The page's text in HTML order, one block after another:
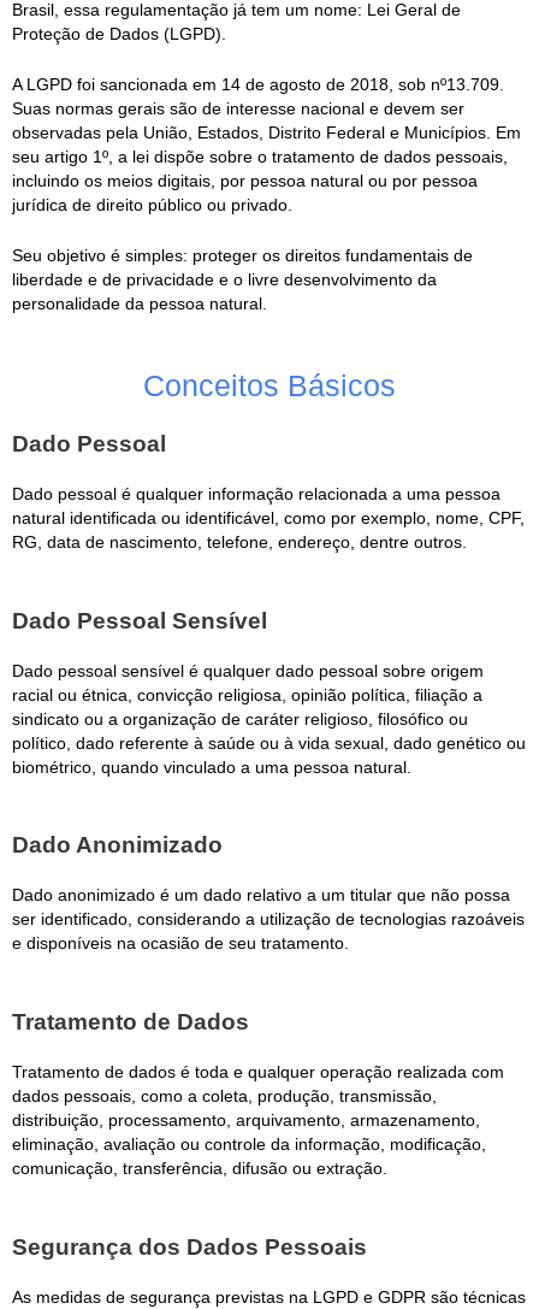
Brasil, essa regulamentação já tem um nome: Lei Geral de
Proteção de Dados (LGPD).
A LGPD foi sancionada em 14 de agosto de 2018, sob nº13.709.
Suas normas gerais são de interesse nacional e devem ser
observadas pela União, Estados, Distrito Federal e Municípios. Em
seu artigo 1º, a lei dispõe sobre o tratamento de dados pessoais,
incluindo os meios digitais, por pessoa natural ou por pessoa
jurídica de direito público ou privado.
Seu objetivo é simples: proteger os direitos fundamentais de
liberdade e de privacidade e o livre desenvolvimento da
personalidade da pessoa natural.
Conceitos Básicos
Dado Pessoal
Dado pessoal é qualquer informação relacionada a uma pessoa
natural identificada ou identificável, como por exemplo, nome, CPF,
RG, data de nascimento, telefone, endereço, dentre outros.
Dado Pessoal Sensível
Dado pessoal sensível é qualquer dado pessoal sobre origem
racial ou étnica, convicção religiosa, opinião política, filiação a
sindicato ou a organização de caráter religioso, filosófico ou
político, dado referente à saúde ou à vida sexual, dado genético ou
biométrico, quando vinculado a uma pessoa natural.
Dado Anonimizado
Dado anonimizado é um dado relativo a um titular que não possa
ser identificado, considerando a utilização de tecnologias razoáveis
e disponíveis na ocasião de seu tratamento.
Tratamento de Dados
Tratamento de dados é toda e qualquer operação realizada com
dados pessoais, como a coleta, produção, transmissão,
distribuição, processamento, arquivamento, armazenamento,
eliminação, avaliação ou controle da informação, modificação,
comunicação, transferência, difusão ou extração.
Segurança dos Dados Pessoais
As medidas de segurança previstas na LGPD e GDPR são técnicas